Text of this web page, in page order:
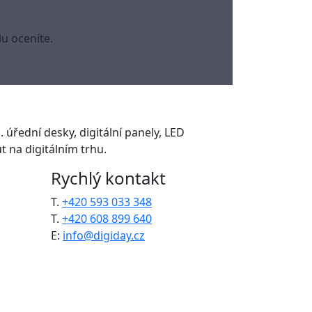
oceníte.
desky, digitální panely, LED
na digitálním trhu.
Rychlý kontakt
T. +420 593 033 348
T. +420 608 899 640
E: info@digiday.cz